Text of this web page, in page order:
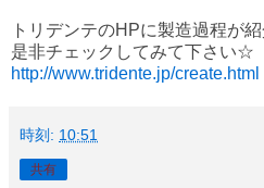
トリデンテのHPに製造過程が
是非チェックしてみて下さい☆
http://www.tridente.jp/create.html
時刻: 10:51
共有